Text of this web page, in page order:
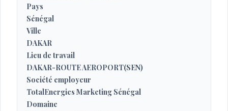
Pays
Sénégal
Ville
DAKAR
Lieu de travail
DAKAR-ROUTE AEROPORT(SEN)
Société employeur
TotalEnergies Marketing Sénégal
Domaine